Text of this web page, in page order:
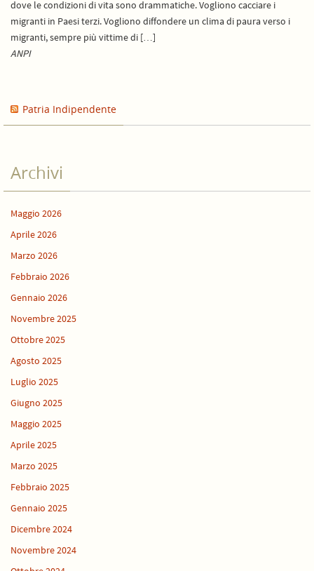
dove le condizioni di vita sono drammatiche. Vogliono cacciare i
migranti in Paesi terzi. Vogliono diffondere un clima di paura verso i
migranti, sempre più vittime di […]
ANPI
Patria Indipendente
Archivi
Maggio 2026
Aprile 2026
Marzo 2026
Febbraio 2026
Gennaio 2026
Novembre 2025
Ottobre 2025
Agosto 2025
Luglio 2025
Giugno 2025
Maggio 2025
Aprile 2025
Marzo 2025
Febbraio 2025
Gennaio 2025
Dicembre 2024
Novembre 2024